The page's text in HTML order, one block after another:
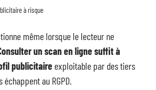
à risque
même lorsque le lecteur ne
un scan en ligne suffit à
publicitaire exploitable par des tiers
au RGPD.